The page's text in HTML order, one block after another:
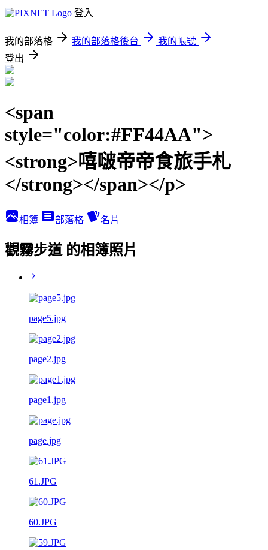
登入
我的部落格 我的部落格後台
我的帳號
登出
<span
style="color:#FF44AA">
<strong>嘻啵帝帝食旅手札
</strong></span></p>
相簿 部落格 名片
觀霧步道 的相簿照片
page5.jpg
page2.jpg
page1.jpg
page.jpg
61.JPG
60.JPG